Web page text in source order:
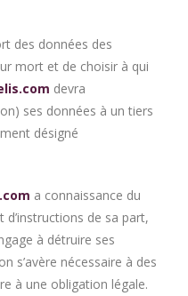
des données des
mort et de choisir à qui
devra
ses données à un tiers
désigné
a connaissance du
d’instructions de sa part,
à détruire ses
s’avère nécessaire à des
à une obligation légale.